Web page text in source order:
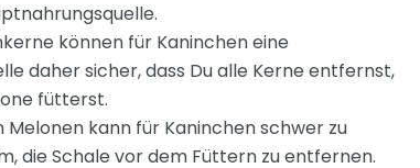
können für Kaninchen eine
daher sicher, dass Du alle Kerne entfernst,
fütterst.
Melonen kann für Kaninchen schwer zu
die Schale vor dem Füttern zu entfernen.